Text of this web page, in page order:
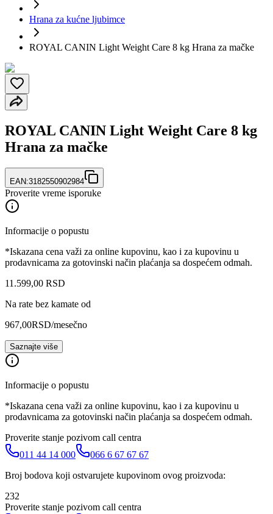
Hrana za kućne ljubimce
ROYAL CANIN Light Weight Care 8 kg Hrana za mačke
ROYAL CANIN Light Weight Care 8 kg
Hrana za mačke
EAN:3182550902984
Proverite vreme isporuke
Informacije o popustu
*Iskazana cena važi za online kupovinu, kao i za kupovinu u
prodavnicama za gotovinski način plaćanja sa dospećem odmah.
11.599,00 RSD
Na rate bez kamate od
967,00RSD/mesečno
Saznajte više
Informacije o popustu
*Iskazana cena važi za online kupovinu, kao i za kupovinu u
prodavnicama za gotovinski način plaćanja sa dospećem odmah.
Proverite stanje pozivom call centra
011 44 14 000
066 6 67 67 67
Broj bodova koji ostvarujete kupovinom ovog proizvoda:
232
Proverite stanje pozivom call centra